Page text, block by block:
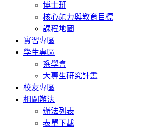
博士班
核心能力與教育目標
課程地圖
實習專區
學生專區
系學會
大專生研究計畫
校友專區
相關辦法
辦法列表
表單下載